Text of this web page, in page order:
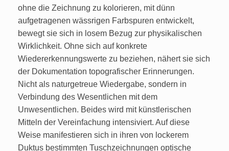
ohne die Zeichnung zu kolorieren, mit dünn
aufgetragenen wässrigen Farbspuren entwickelt,
bewegt sie sich in losem Bezug zur physikalischen
Wirklichkeit. Ohne sich auf konkrete
Wiedererkennungswerte zu beziehen, nähert sie sich
der Dokumentation topografischer Erinnerungen.
Nicht als naturgetreue Wiedergabe, sondern in
Verbindung des Wesentlichen mit dem
Unwesentlichen. Beides wird mit künstlerischen
Mitteln der Vereinfachung intensiviert. Auf diese
Weise manifestieren sich in ihren von lockerem
Duktus bestimmten Tuschzeichnungen optische